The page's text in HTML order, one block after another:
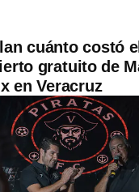
cuánto costó el
gratuito de
en Veracruz